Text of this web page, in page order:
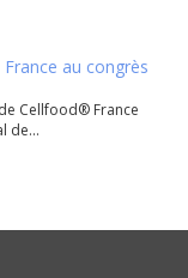
au congrès
Cellfood® France
de...